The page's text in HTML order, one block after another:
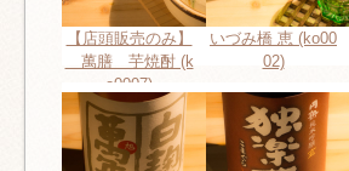
【店頭販売のみ】
萬膳 芋焼酎 (k
o0007)
いづみ橋 恵 (ko00
02)